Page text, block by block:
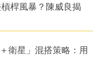
桿風暴？陳威良揭
衛星」混搭策略：用